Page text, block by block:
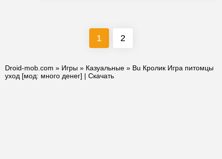
1 2
Droid-mob.com » Игры » Казуальные » Bu Кролик Игра питомцы
уход [мод: много денег] | Скачать